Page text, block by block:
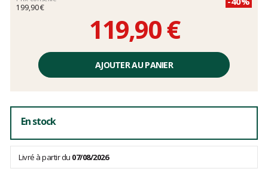
199,90 €
119,90 €
unitaire,
AJOUTER AU PANIER
En stock
Livré à partir du 07/08/2026